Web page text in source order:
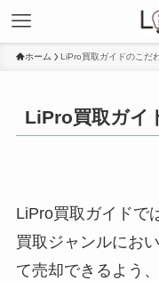
ホーム LiPro買取ガイドのこだ
LiPro買取ガイ
LiPro買取ガイドで
買取ジャンルにお
て売却できるよう